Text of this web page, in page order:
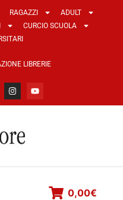
RAGAZZI
ADULT
CURCIO SCUOLA
LIBRERIE
0,00€